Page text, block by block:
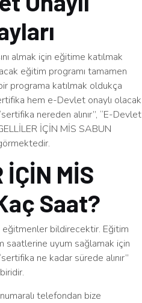
almak için eğitime katılmak
eğitim programı tamamen
programa katılmak oldukça
hem e-Devlet onaylı olacak
nereden alınır”, “E-Devlet
İÇİN MİS SABUN
İÇİN MİS
Saat?
bildirecektir. Eğitim
uyum sağlamak için
ne kadar sürede alınır”
numaralı telefondan bize